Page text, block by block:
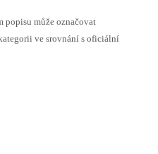
popisu může označovat
ve srovnání s oficiální